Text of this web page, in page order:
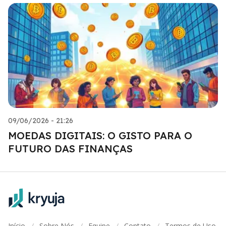
09/06/2026 - 21:26
MOEDAS DIGITAIS: O GISTO PARA O
FUTURO DAS FINANÇAS